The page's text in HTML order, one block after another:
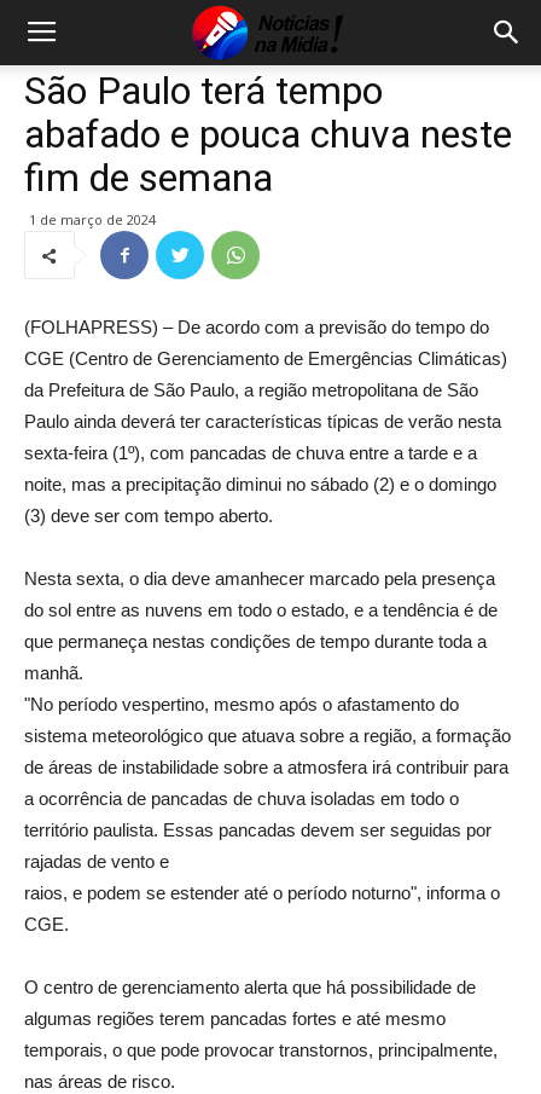
São Paulo terá tempo
abafado e pouca chuva neste
fim de semana
1 de março de 2024
(FOLHAPRESS) – De acordo com a previsão do tempo do
CGE (Centro de Gerenciamento de Emergências Climáticas)
da Prefeitura de São Paulo, a região metropolitana de São
Paulo ainda deverá ter características típicas de verão nesta
sexta-feira (1º), com pancadas de chuva entre a tarde e a
noite, mas a precipitação diminui no sábado (2) e o domingo
(3) deve ser com tempo aberto.
Nesta sexta, o dia deve amanhecer marcado pela presença
do sol entre as nuvens em todo o estado, e a tendência é de
que permaneça nestas condições de tempo durante toda a
manhã.
"No período vespertino, mesmo após o afastamento do
sistema meteorológico que atuava sobre a região, a formação
de áreas de instabilidade sobre a atmosfera irá contribuir para
a ocorrência de pancadas de chuva isoladas em todo o
território paulista. Essas pancadas devem ser seguidas por
rajadas de vento e
raios, e podem se estender até o período noturno", informa o
CGE.
O centro de gerenciamento alerta que há possibilidade de
algumas regiões terem pancadas fortes e até mesmo
temporais, o que pode provocar transtornos, principalmente,
nas áreas de risco.